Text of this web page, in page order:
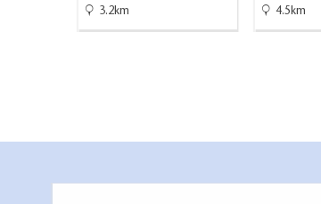
3.2km
4.5km